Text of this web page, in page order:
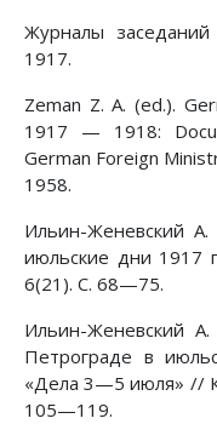
Журналы заседаний
1917.
Zeman Z. A. (ed.).
1917 — 1918:
German Foreign
1958.
Ильин-Женевский
июльские дни 1917
6(21). С. 68—75.
Ильин-Женевский
Петрограде в
«Дела 3—5 июля» //
105—119.